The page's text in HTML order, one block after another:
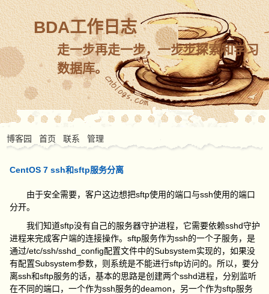
BDA工作日志
走一步再走一步，一步步探索和学习
数据库。
博客园 首页 联系 管理
CentOS 7 ssh和sftp服务分离
由于安全需要，客户这边想把sftp使用的端口与ssh使用的端口
分开。
我们知道sftp没有自己的服务器守护进程，它需要依赖sshd守护
进程来完成客户端的连接操作。sftp服务作为ssh的一个子服务，是
通过/etc/ssh/sshd_config配置文件中的Subsystem实现的，如果没
有配置Subsystem参数，则系统是不能进行sftp访问的。所以，要分
离ssh和sftp服务的话，基本的思路是创建两个sshd进程，分别监听
在不同的端口，一个作为ssh服务的deamon，另一个作为sftp服务